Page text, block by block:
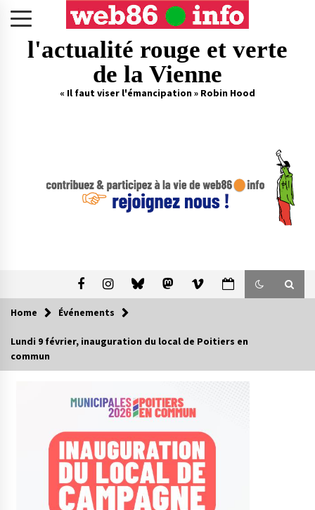
l'actualité rouge et verte
de la Vienne
« Il faut viser l'émancipation » Robin Hood
Home Événements
Lundi 9 février, inauguration du local de Poitiers en
commun